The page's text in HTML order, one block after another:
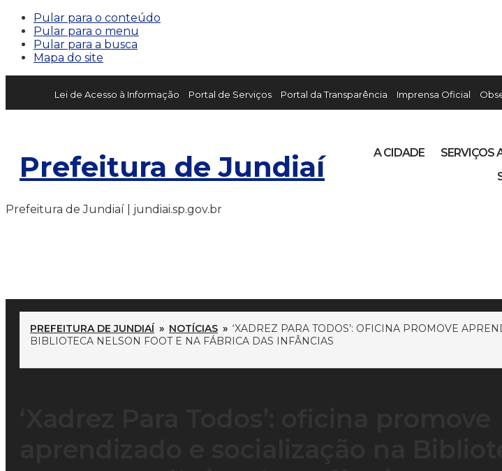
Pular para o conteúdo
Pular para o menu
Pular para a busca
Mapa do site
Lei de Acesso à Informação Portal de Serviços Portal da Transparência Imprensa Oficial
Prefeitura de Jundiaí A CIDADE SERVIÇOS
Prefeitura de Jundiaí | jundiai.sp.gov.br
PREFEITURA DE JUNDIAÍ » NOTÍCIAS » ‘XADREZ PARA TODOS’: OFICINA PROMOVE
BIBLIOTECA NELSON FOOT E NA FÁBRICA DAS INFÂNCIAS